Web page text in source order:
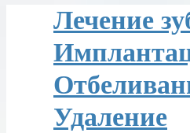
Лечение
Удаление